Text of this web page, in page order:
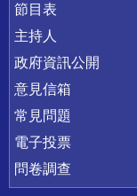
節目表
主持人
政府資訊公開
意見信箱
常見問題
電子投票
問卷調查